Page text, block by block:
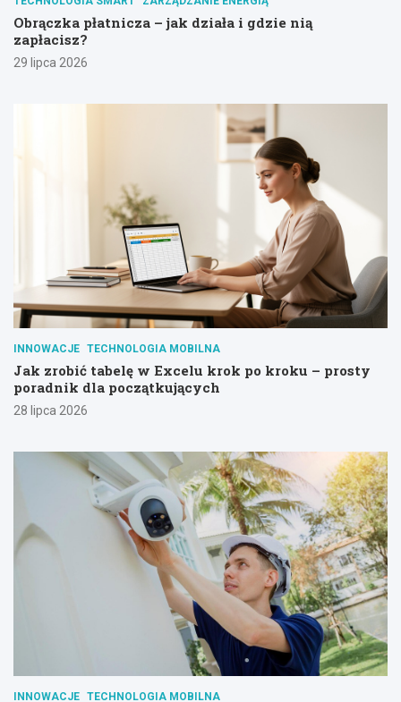
Obrączka płatnicza – jak działa i gdzie nią
zapłacisz?
29 lipca 2026
INNOWACJE TECHNOLOGIA MOBILNA
Jak zrobić tabelę w Excelu krok po kroku – prosty
poradnik dla początkujących
28 lipca 2026
INNOWACJE TECHNOLOGIA MOBILNA